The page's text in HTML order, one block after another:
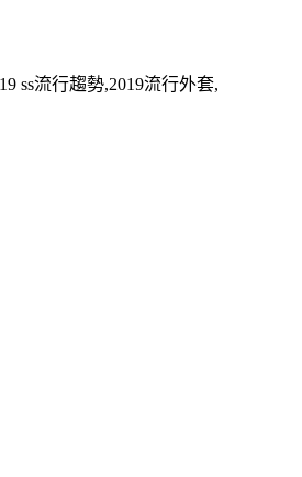
ss流行趨勢,2019流行外套,